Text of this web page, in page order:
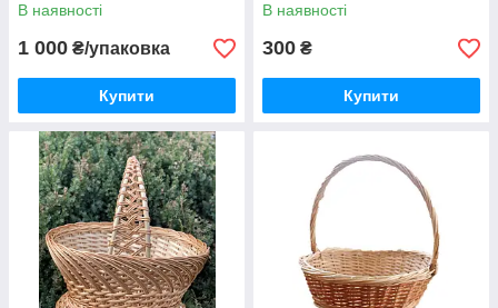
В наявності
1 000 ₴/упаковка
Купити
В наявності
300 ₴
Купити